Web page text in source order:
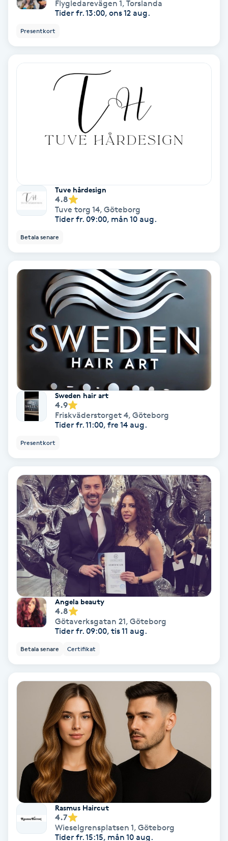
Lashlift Keratin
LPG-behandling
Luggklippning
Manikyr & Pedikyr
Massage
Medial vägledning
Medicinsk massage
Meditation
Megavolymfransar
Melasma
Mesoterapi
MicroPen
Microshading
Nagelförlängning
Nagelförlängning akryl
Nagelförlängning gelé
Nagelförlängning glasfiber
Nagelförlängning silke
Nagelförstärkning
Flygledarevägen 1, Torslanda
Tider fr. 13:00, ons 12 aug.
Presentkort
Tuve hårdesign
4.8
Tuve torg 14, Göteborg
Tider fr. 09:00, mån 10 aug.
Betala senare
Sweden hair art
4.9
Friskväderstorget 4, Göteborg
Tider fr. 11:00, fre 14 aug.
Presentkort
Angela beauty
4.8
Götaverksgatan 21, Göteborg
Tider fr. 09:00, tis 11 aug.
Betala senare Certifikat
Rasmus Haircut
4.7
Wieselgrensplatsen 1, Göteborg
Tider fr. 15:15, mån 10 aug.